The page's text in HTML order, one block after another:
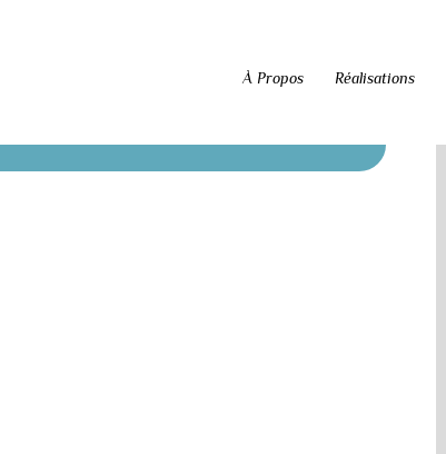
À Propos Réalisations